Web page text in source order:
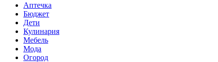
Аптечка
Бюджет
Дети
Кулинария
Мебель
Мода
Огород